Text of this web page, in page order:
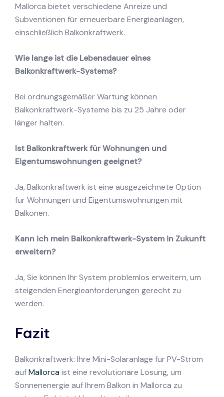
Mallorca bietet verschiedene Anreize und
Subventionen für erneuerbare Energieanlagen,
einschließlich Balkonkraftwerk.
Wie lange ist die Lebensdauer eines
Balkonkraftwerk-Systems?
Bei ordnungsgemäßer Wartung können
Balkonkraftwerk-Systeme bis zu 25 Jahre oder
länger halten.
Ist Balkonkraftwerk für Wohnungen und
Eigentumswohnungen geeignet?
Ja, Balkonkraftwerk ist eine ausgezeichnete Option
für Wohnungen und Eigentumswohnungen mit
Balkonen.
Kann ich mein Balkonkraftwerk-System in Zukunft
erweitern?
Ja, Sie können Ihr System problemlos erweitern, um
steigenden Energieanforderungen gerecht zu
werden.
Fazit
Balkonkraftwerk: Ihre Mini-Solaranlage für PV-Strom
aufMallorca ist eine revolutionäre Lösung, um
Sonnenenergie auf Ihrem Balkon in Mallorca zu